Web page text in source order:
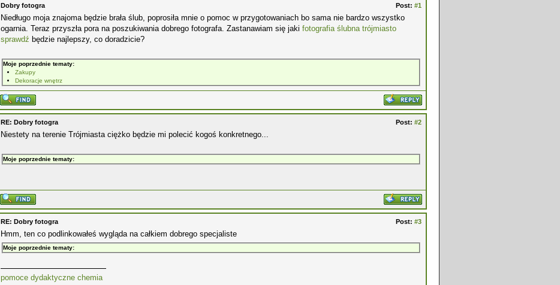
Post: #1
Dobry fotogra
Niedługo moja znajoma będzie brała ślub, poprosiła mnie o pomoc w przygotowaniach bo sama nie bardzo wszystko
ogarnia. Teraz przyszła pora na poszukiwania dobrego fotografa. Zastanawiam się jaki fotografia ślubna trójmiasto
sprawdź będzie najlepszy, co doradzicie?
Moje poprzednie tematy:
Zakupy
Dekoracje wnętrz
Post: #2
RE: Dobry fotogra
Niestety na terenie Trójmiasta ciężko będzie mi polecić kogoś konkretnego...
Moje poprzednie tematy:
Post: #3
RE: Dobry fotogra
Hmm, ten co podlinkowałeś wygląda na całkiem dobrego specjaliste
Moje poprzednie tematy:
pomoce dydaktyczne chemia